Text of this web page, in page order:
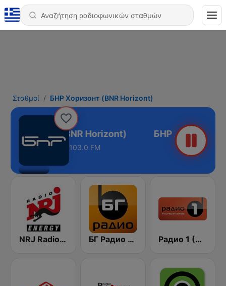
Σταθμοί БНР Хоризонт (BNR Horizont)
Хоризонт (BNR Horizont)
103.0 FM
NRJ Radio ENERGY БГ Радио 91.9 ( BG Radio ) Радио 1 (Radio 1)